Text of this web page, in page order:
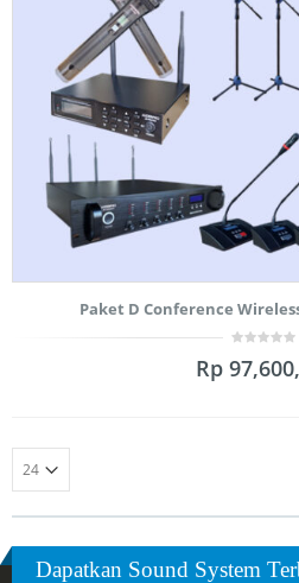
Paket D Conference Wireless
out
Rp
Dapatkan Sound System